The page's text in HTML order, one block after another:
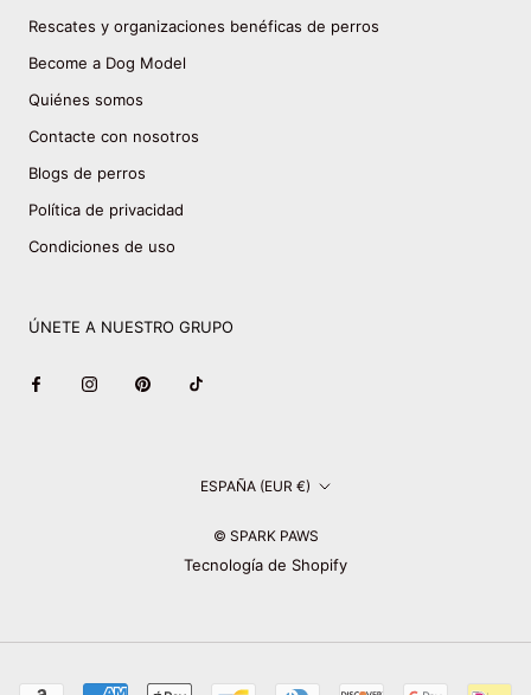
Rescates y organizaciones benéficas de perros
Become a Dog Model
Quiénes somos
Contacte con nosotros
Blogs de perros
Política de privacidad
Condiciones de uso
ÚNETE A NUESTRO GRUPO
País/región ESPAÑA (EUR €)
© SPARK PAWS
Tecnología de Shopify